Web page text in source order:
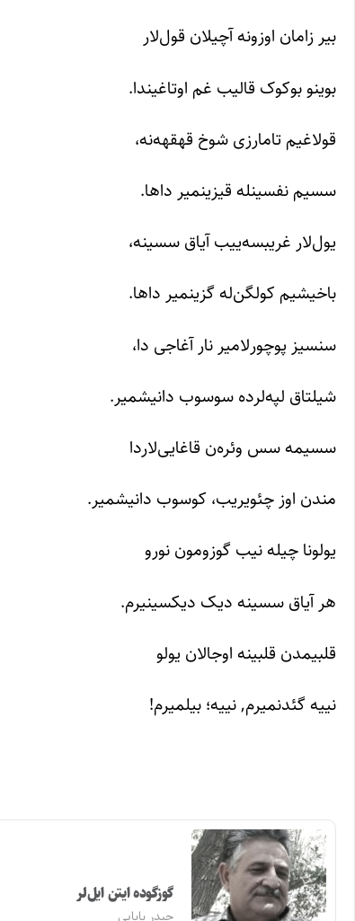
بیر زامان اوزونه آچیلان قول‌لار
بوینو بوکوک قالیب غم اوتاغیندا.
قولاغیم تامارزی شوخ قهقهه‌نه،
سسیم نفسینله قیزینمیر داها.
یول‌لار غریبسه‌ییب آیاق سسینه،
باخیشیم کولگن‌له گزینمیر داها.
سنسیز پوچورلامیر نار آغاجی دا،
شیلتاق لپه‌لرده سوسوب دانیشمیر.
سسیمه سس وئره‌ن قاغایی‌لاردا
مندن اوز چئویریب، کوسوب دانیشمیر.
یولونا چیله نیب گوزومون نورو
هر آیاق سسینه دیک دیکسینیرم.
قلبیمدن قلبینه اوجالان یولو
نییه گئدنمیرم, نییه؛ بیلمیرم!
گوزگوده ایتن ایل‌لر
حیدر بابایی